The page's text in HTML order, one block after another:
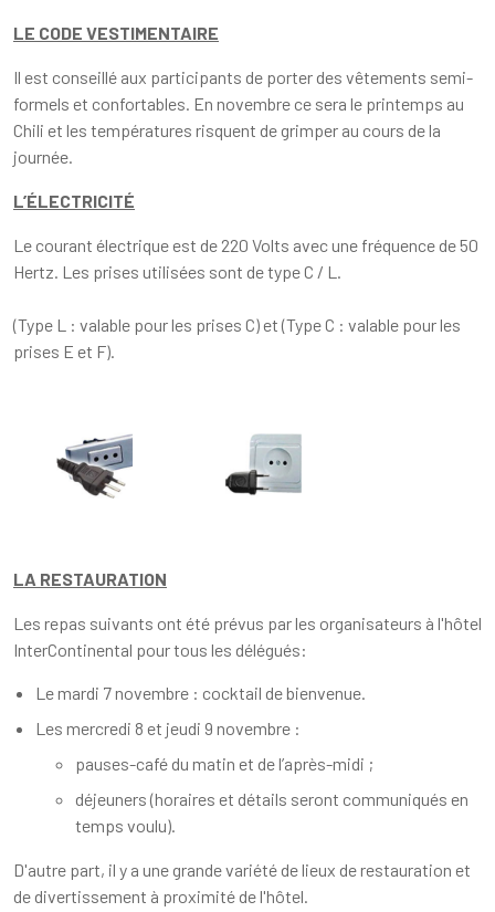
LE CODE VESTIMENTAIRE
Il est conseillé aux participants de porter des vêtements semi-
formels et confortables. En novembre ce sera le printemps au
Chili et les températures risquent de grimper au cours de la
journée.
L’ÉLECTRICITÉ
Le courant électrique est de 220 Volts avec une fréquence de 50
Hertz. Les prises utilisées sont de type C / L.
(Type L : valable pour les prises C) et (Type C : valable pour les
prises E et F).
LA RESTAURATION
Les repas suivants ont été prévus par les organisateurs à l'hôtel
InterContinental pour tous les délégués:
Le mardi 7 novembre : cocktail de bienvenue.
Les mercredi 8 et jeudi 9 novembre :
pauses-café du matin et de l’après-midi ;
déjeuners (horaires et détails seront communiqués en
temps voulu).
D'autre part, il y a une grande variété de lieux de restauration et
de divertissement à proximité de l'hôtel.